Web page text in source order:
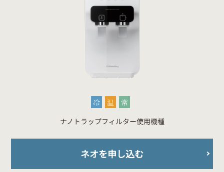
冷 温
常
ナノトラップフィルター使用機種
ネオを申し込む